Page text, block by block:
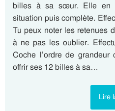
billes à sa sœur. Elle en
situation puis complète.
Tu peux noter les retenues
à ne pas les oublier.
Coche l’ordre de
offrir ses 12 billes à sa…
Lire